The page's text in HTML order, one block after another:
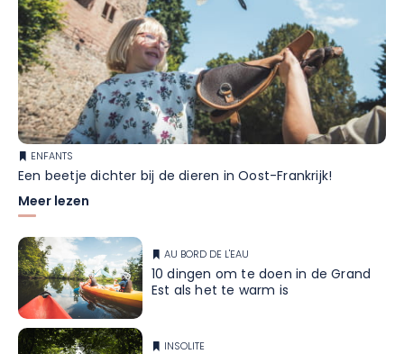
ENFANTS
Een beetje dichter bij de dieren in Oost-Frankrijk!
Meer lezen
AU BORD DE L'EAU
10 dingen om te doen in de Grand
Est als het te warm is
INSOLITE